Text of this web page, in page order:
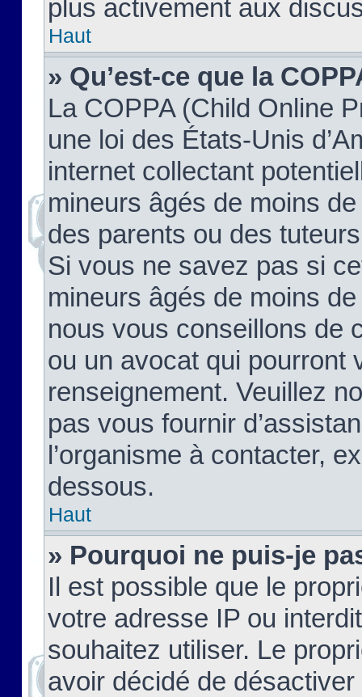
plus activement aux
Haut
» Qu’est-ce que la
La COPPA (Child Online
une loi des États-Unis
internet collectant
mineurs âgés de moins
des parents ou des
Si vous ne savez pas si
mineurs âgés de moins
nous vous conseillons de
ou un avocat qui pourront
renseignement. Veuillez
pas vous fournir
l’organisme à contacter,
dessous.
Haut
» Pourquoi ne puis-je
Il est possible que le
votre adresse IP ou
souhaitez utiliser. Le
avoir décidé de